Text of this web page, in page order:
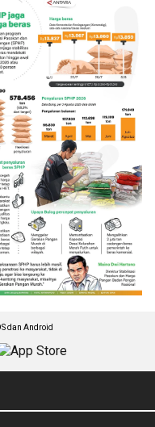
dan Android